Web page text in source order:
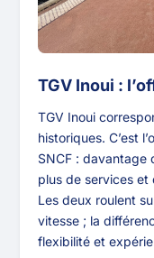
TGV Inoui :
TGV Inoui
historiques. C’est
SNCF : davantage
plus de services et
Les deux roulent
vitesse ; la
flexibilité et